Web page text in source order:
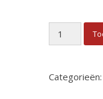
Miele
Categorieën: